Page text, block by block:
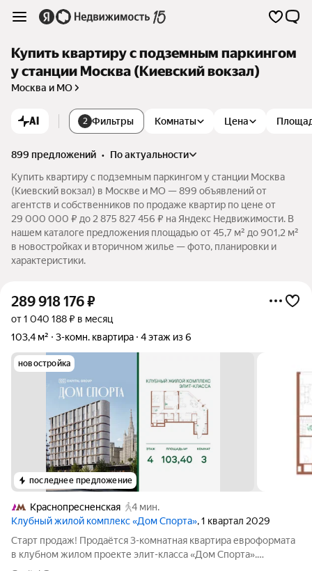
Купить квартиру с подземным паркингом
у станции Москва (Киевский вокзал)
Москва и МО
AI 2 Фильтры Комнаты Цена
899 предложений •
по актуальности
Купить квартиру с подземным паркингом у станции Москва
(Киевский вокзал) в Москве и МО — 899 объявлений от
агентств и собственников по продаже квартир по цене от
29 000 000 ₽ до 2 875 827 456 ₽ на Яндекс Недвижимости. В
нашем каталоге предложения площадью от 45,7 м² до 901,2 м²
в новостройках и вторичном жилье — фото, планировки и
характеристики.
289 918 176₽
от 1 040 188 ₽ в месяц
103,4 м²
3-комн. квартира 4 этаж из 6
новостройка
последнее предложение
Краснопресненская
4 мин.
Клубный жилой комплекс «Дом Спорта», 1 квартал 2029
Старт продаж! Продаётся 3-комнатная квартира евроформата
в клубном жилом проекте элит-класса «Дом Спорта».
Планировка квартиры сочетает открытость общего